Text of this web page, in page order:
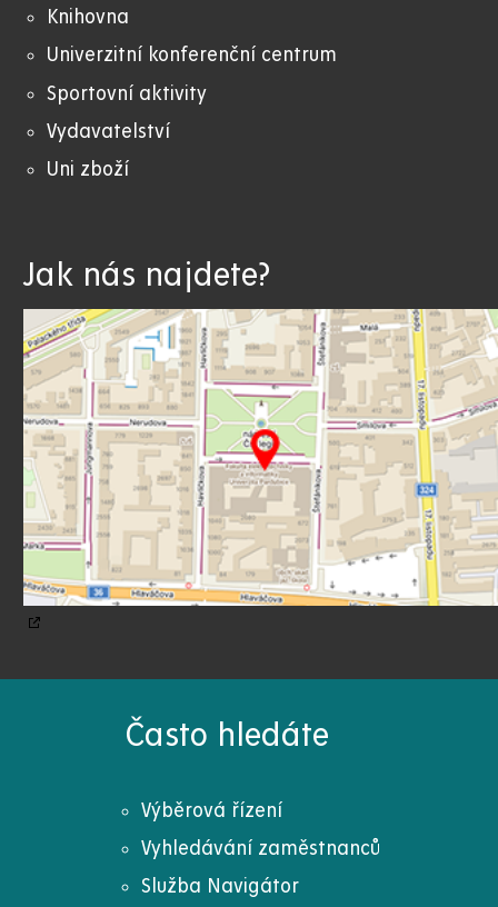
Knihovna
Univerzitní konferenční centrum
Sportovní aktivity
Vydavatelství
Uni zboží
Jak nás najdete?
Často hledáte
Výběrová řízení
Vyhledávání zaměstnanců
Služba Navigátor